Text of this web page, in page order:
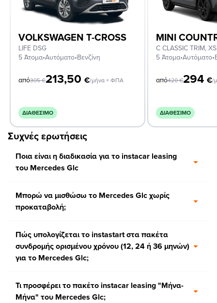
VOLKSWAGEN T-CROSS
LIFE DSG
5 Άτομα•Αυτόματο•Βενζίνη
από305€213,50 €/μήνα + ΦΠΑ
ΔΙΑΘΈΣΙΜΟ
MINI
5 Άτομα•Αυτόματο•
από420€294 €/
ΔΙΑΘΈΣΙΜΟ
Συχνές ερωτήσεις
Ποια είναι η διαδικασία για το instacar leasing
του Mercedes Glc
Μπορώ να μισθώσω το Mercedes Glc χωρίς
προκαταβολή;
Πώς υπολογίζεται το instastart στα πακέτα
συνδρομής ορισμένου χρόνου (12, 24 ή 36 μηνών)
για το Mercedes Glc;
Τι προσφέρει το πακέτο instacar leasing "Μήνα-
Μήνα" του Mercedes Glc;